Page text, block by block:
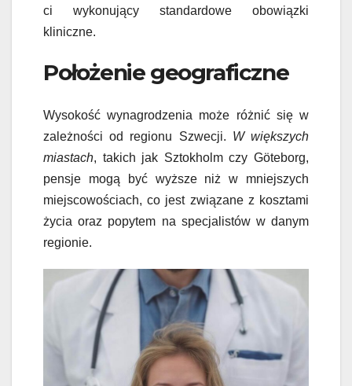
ci wykonujący standardowe obowiązki
kliniczne.
Położenie geograficzne
Wysokość wynagrodzenia może różnić się w
zależności od regionu Szwecji. W większych
miastach, takich jak Sztokholm czy Göteborg,
pensje mogą być wyższe niż w mniejszych
miejscowościach, co jest związane z kosztami
życia oraz popytem na specjalistów w danym
regionie.